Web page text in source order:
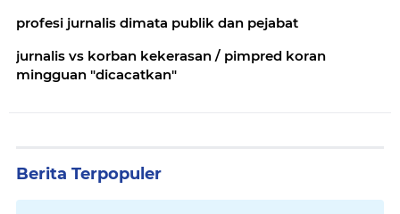
profesi jurnalis dimata publik dan pejabat
jurnalis vs korban kekerasan / pimpred koran
mingguan "dicacatkan"
Berita Terpopuler